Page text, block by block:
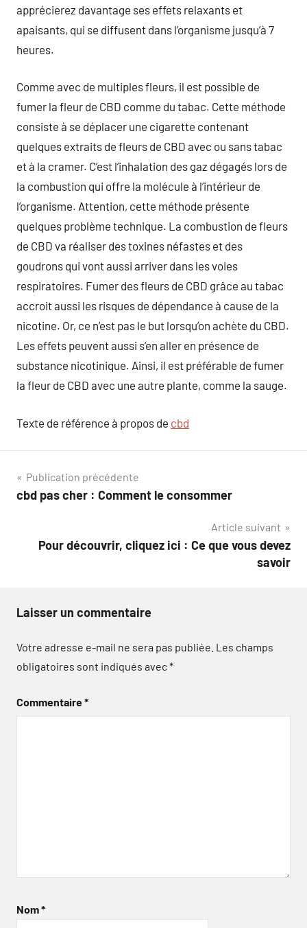
apprécierez davantage ses effets relaxants et
apaisants, qui se diffusent dans l’organisme jusqu’à 7
heures.
Comme avec de multiples fleurs, il est possible de
fumer la fleur de CBD comme du tabac. Cette méthode
consiste à se déplacer une cigarette contenant
quelques extraits de fleurs de CBD avec ou sans tabac
et à la cramer. C’est l’inhalation des gaz dégagés lors de
la combustion qui offre la molécule à l’intérieur de
l’organisme. Attention, cette méthode présente
quelques problème technique. La combustion de fleurs
de CBD va réaliser des toxines néfastes et des
goudrons qui vont aussi arriver dans les voies
respiratoires. Fumer des fleurs de CBD grâce au tabac
accroit aussi les risques de dépendance à cause de la
nicotine. Or, ce n’est pas le but lorsqu’on achète du CBD.
Les effets peuvent aussi s’en aller en présence de
substance nicotinique. Ainsi, il est préférable de fumer
la fleur de CBD avec une autre plante, comme la sauge.
Texte de référence à propos de cbd
Navigation
de
Publication précédente
cbd pas cher : Comment le consommer
Article suivant
Pour découvrir, cliquez ici : Ce que vous devez
savoir
Laisser un commentaire
Votre adresse e-mail ne sera pas publiée. Les champs
obligatoires sont indiqués avec*
Commentaire*
Nom*